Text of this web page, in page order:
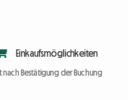
Einkaufsmöglichkeiten
nach Bestätigung der Buchung